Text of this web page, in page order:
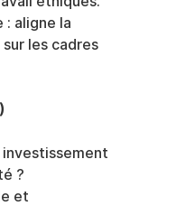
: aligne la
les cadres
?
et